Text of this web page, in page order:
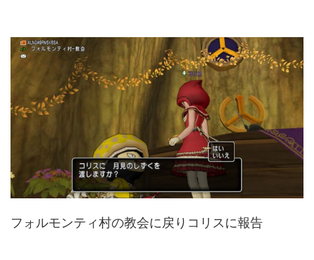
フォルモンティ村の教会に戻りコリスに報告